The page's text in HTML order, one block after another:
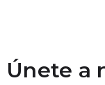
Únete a